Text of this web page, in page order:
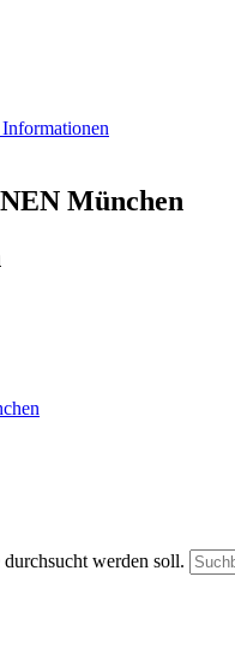
München
werden soll.